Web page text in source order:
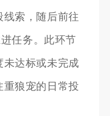
索，随后前往
任务。此环节
未达标或未完成
重狼宠的日常投